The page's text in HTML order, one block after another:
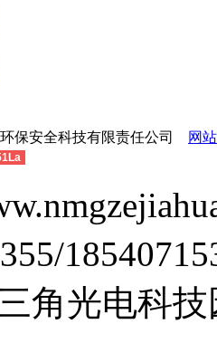
保安全科技有限责任公司
网
角光电科技